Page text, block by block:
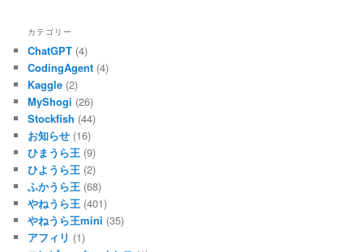
カテゴリー
ChatGPT (4)
CodingAgent (4)
Kaggle (2)
MyShogi (26)
Stockfish (44)
お知らせ (16)
ひまうら王 (9)
ひようら王 (2)
ふかうら王 (68)
やねうら王 (401)
やねうら王mini (35)
アフィリ (1)